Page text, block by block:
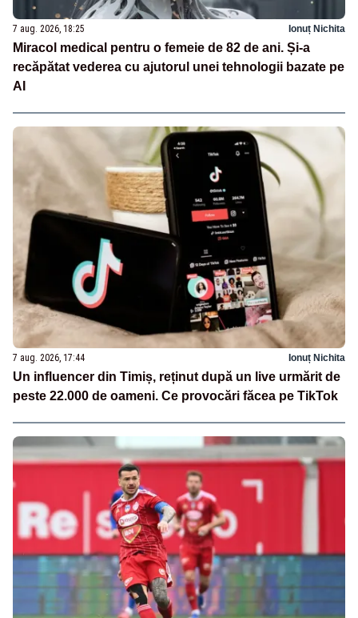
7 aug. 2026, 18:25 Ionuț Nichita
Miracol medical pentru o femeie de 82 de ani. Și-a
recăpătat vederea cu ajutorul unei tehnologii bazate pe
AI
7 aug. 2026, 17:44 Ionuț Nichita
Un influencer din Timiș, reținut după un live urmărit de
peste 22.000 de oameni. Ce provocări făcea pe TikTok